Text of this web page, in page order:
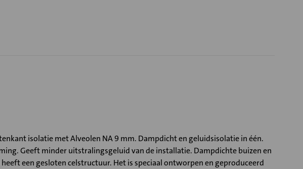
isolatie met Alveolen NA 9 mm. Dampdicht en geluidsisolatie in één.
Geeft minder uitstralingsgeluid van de installatie. Dampdichte buizen en
een gesloten celstructuur. Het is speciaal ontworpen en geproduceerd